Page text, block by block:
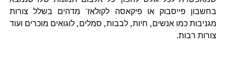
בחשבון פייסבוק או פיקאסה לקולאז' מדהים בשלל צורות
מגניבות כמו אנשים, חיות, לבבות, סמלים, לוגואים מוכרים ועוד
צורות רבות.